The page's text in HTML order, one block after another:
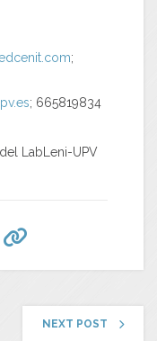
;
; 665819834
del LabLeni-UPV
NEXT POST